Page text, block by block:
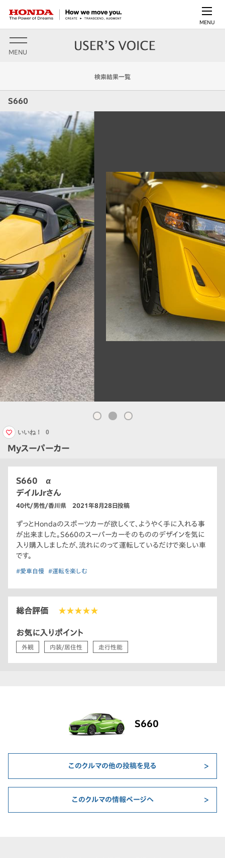
MENU
MENU
検索結果一覧
S660
Myスーパーカー
いいね！ 0
S660 α
デイルJrさん
40代/男性/香川県 2021年8月28日投稿
ずっとHondaのスポーツカーが欲しくて、ようやく手に入れる事
が出来ました。S660のスーパーカーそのもののデザインを気に
入り購入しましたが、流れにのって運転しているだけで楽しい車
です。
#愛車自慢 #運転を楽しむ
総合評価 ★★★★★
お気に入りポイント
外観 内装/居住性 走行性能
S660
このクルマの他の投稿を見る
このクルマの情報ページへ